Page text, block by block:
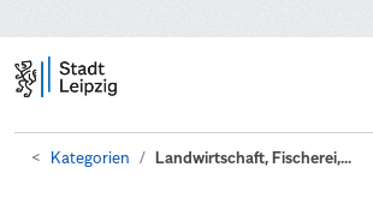
Kategorien Landwirtschaft, Fischerei,...